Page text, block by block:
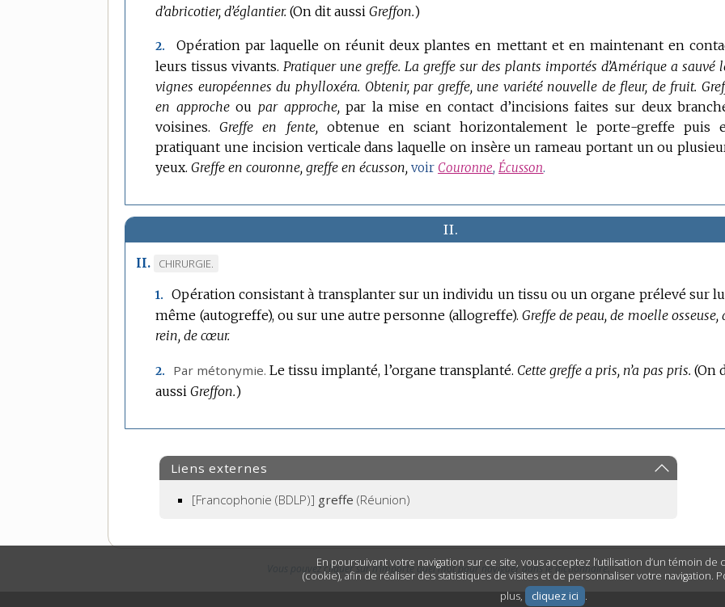
En poursuivant votre navigation sur ce site, vous acceptez l’utilisation d’un témoin de
(cookie), afin de réaliser des statistiques de visites et de personnaliser votre navigation.
plus,
cliquez ici .
d’abricotier, d’églantier. (On dit aussiGreffon.)
2.
Opération par laquelle on réunit deux plantes en mettant et en maintenant en
leurs tissus vivants. Pratiquer une greffe. La greffe sur des plants importés d’Amérique a sauvé
vignes européennes du phylloxéra. Obtenir, par greffe, une variété nouvelle de fleur, de fruit.
en approcheou par approche, par la mise en contact d’incisions faites sur deux
voisines.
Greffe en fente, obtenue en sciant horizontalement le porte-greffe puis
pratiquant une incision verticale dans laquelle on insère un rameau portant un ou
yeux. Greffe en couronne, greffe en écusson, voir Couronne,Écusson.
II.
II.
MARQUE
DOMAINE
:
CHIRURGIE.
1.
Opération consistant à transplanter sur un individu un tissu ou un organe prélevé sur
même (autogreffe), ou sur une autre personne (allogreffe). Greffe de peau, de moelle osseuse,
rein, de cœur.
2. Par métonymie. Le tissu implanté, l’organe transplanté. Cette greffe a pris, n’a pas pris. (On
aussiGreffon.)
Liens externes
[Francophonie (BDLP)] greffe (Réunion)
Vous pouvez cliquer sur n’importe quel mot pour naviguer dans le dictionnaire.